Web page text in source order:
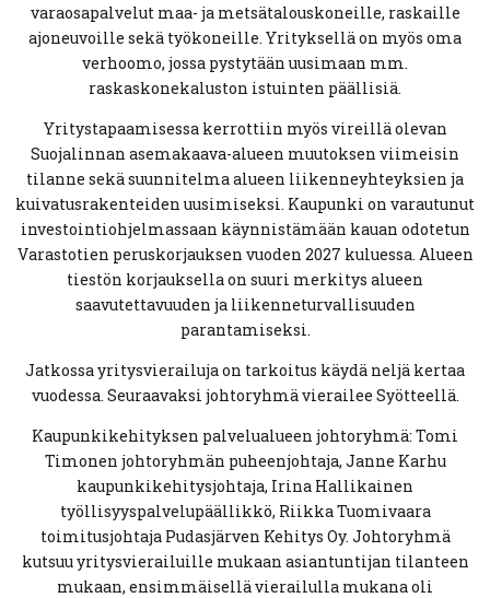
varaosapalvelut maa- ja metsätalouskoneille, raskaille
ajoneuvoille sekä työkoneille. Yrityksellä on myös oma
verhoomo, jossa pystytään uusimaan mm.
raskaskonekaluston istuinten päällisiä.
Yritystapaamisessa kerrottiin myös vireillä olevan
Suojalinnan asemakaava-alueen muutoksen viimeisin
tilanne sekä suunnitelma alueen liikenneyhteyksien ja
kuivatusrakenteiden uusimiseksi. Kaupunki on varautunut
investointiohjelmassaan käynnistämään kauan odotetun
Varastotien peruskorjauksen vuoden 2027 kuluessa. Alueen
tiestön korjauksella on suuri merkitys alueen
saavutettavuuden ja liikenneturvallisuuden
parantamiseksi.
Jatkossa yritysvierailuja on tarkoitus käydä neljä kertaa
vuodessa. Seuraavaksi johtoryhmä vierailee Syötteellä.
Kaupunkikehityksen palvelualueen johtoryhmä: Tomi
Timonen johtoryhmän puheenjohtaja, Janne Karhu
kaupunkikehitysjohtaja, Irina Hallikainen
työllisyyspalvelupäällikkö, Riikka Tuomivaara
toimitusjohtaja Pudasjärven Kehitys Oy. Johtoryhmä
kutsuu yritysvierailuille mukaan asiantuntijan tilanteen
mukaan, ensimmäisellä vierailulla mukana oli